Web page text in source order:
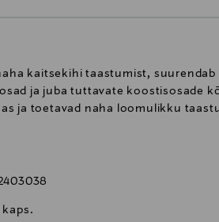
kaitsekihi taastumist, suurendab
ja juba tuttavate koostisosade
ja toetavad naha loomulikku
kaps.